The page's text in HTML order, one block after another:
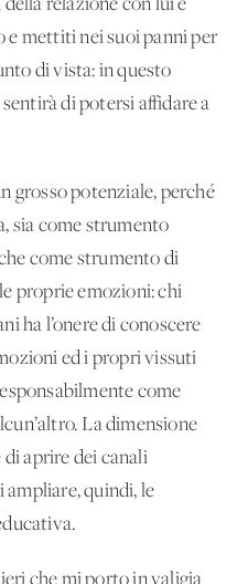
relazione con lui e
e mettiti nei suoi panni per
di vista: in questo
di potersi affidare a
grosso potenziale, perché
sia come strumento
come strumento di
proprie emozioni: chi
ha l’onere di conoscere
ed i propri vissuti
come
La dimensione
aprire dei canali
quindi, le
che mi porto in valigia